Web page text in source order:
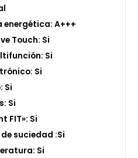
energética: A+++
Touch: Si
Si
Si
Si
Si
FIT»: Si
suciedad :Si
Si